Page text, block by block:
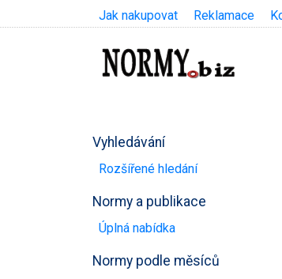
Jak nakupovat Reklamace
Vyhledávání
Rozšířené hledání
Normy a publikace
Úplná nabídka
Normy podle měsíců